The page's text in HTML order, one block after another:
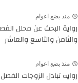
منذ بضع اعوام
رواية البحث عن محلل
والثامن والتاسع والعاشر
منذ بضع اعوام
روايه تبادل الزوجات